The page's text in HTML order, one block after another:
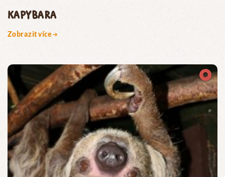
kapybara
Zobrazit více →